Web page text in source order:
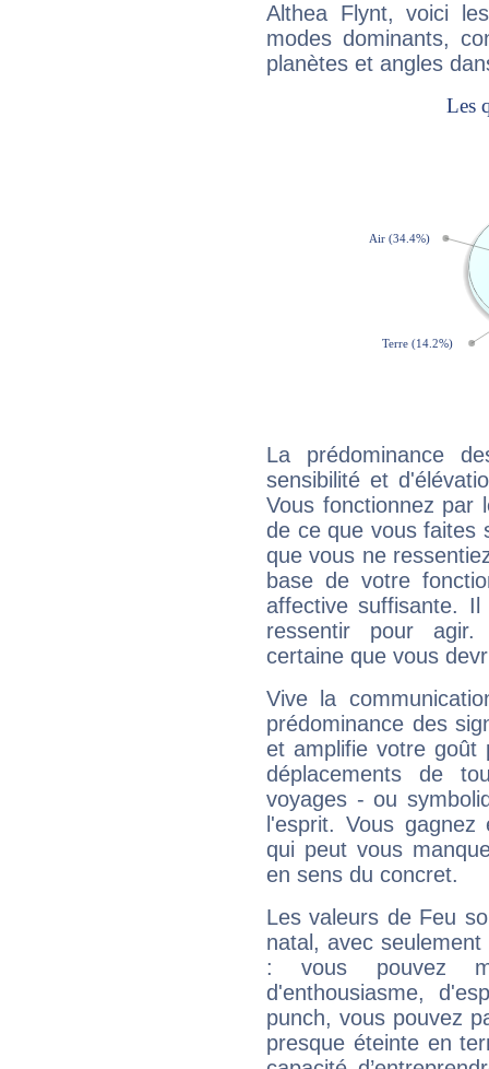
Althea Flynt, voici
modes dominants,
planètes et angles
La prédominance
sensibilité et
Vous fonctionnez
de ce que vous faites
que vous ne
base de votre
affective suffisante.
ressentir pour agir.
certaine que vous
Vive la
prédominance des
et amplifie votre goût
déplacements de
voyages - ou
l'esprit. Vous
qui peut vous
en sens du concret.
Les valeurs de Feu
natal, avec
: vous pouvez
d'enthousiasme,
punch, vous pouvez
presque éteinte en